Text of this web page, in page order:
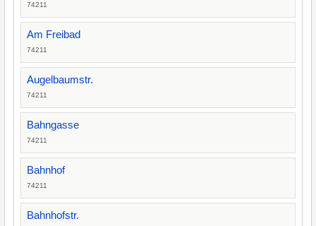
74211
Am Freibad
74211
Augelbaumstr.
74211
Bahngasse
74211
Bahnhof
74211
Bahnhofstr.